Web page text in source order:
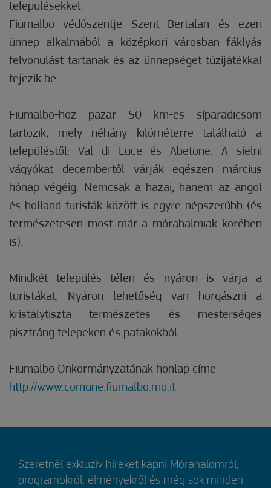
településekkel.
Fiumalbo védőszentje Szent Bertalan és ezen
ünnep alkalmából a középkori városban fáklyás
felvonulást tartanak és az ünnepséget tűzijátékkal
fejezik be.
Fiumalbo-hoz pazar 50 km-es síparadicsom
tartozik, mely néhány kilóméterre található a
településtől: Val di Luce és Abetone. A síelni
vágyókat decembertől várják egészen március
hónap végéig. Nemcsak a hazai, hanem az angol
és holland turisták között is egyre népszerűbb (és
természetesen most már a mórahalmiak körében
is).
Mindkét település télen és nyáron is várja a
turistákat. Nyáron lehetőség van horgászni a
kristálytiszta természetes és mesterséges
pisztráng telepeken és patakokból.
Fiumalbo Önkormányzatának honlap címe
http://www.comune.fiumalbo.mo.it
Szeretnél exkluzív híreket kapni Mórahalomról,
programokról, élményekről és még sok minden